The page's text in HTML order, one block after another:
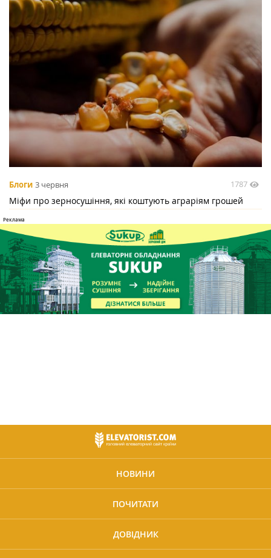
Блоги 3 червня 1787
Міфи про зерносушіння, які коштують аграріям грошей
НОВИНИ
ПОЧИТАТИ
ДОВІДНИК